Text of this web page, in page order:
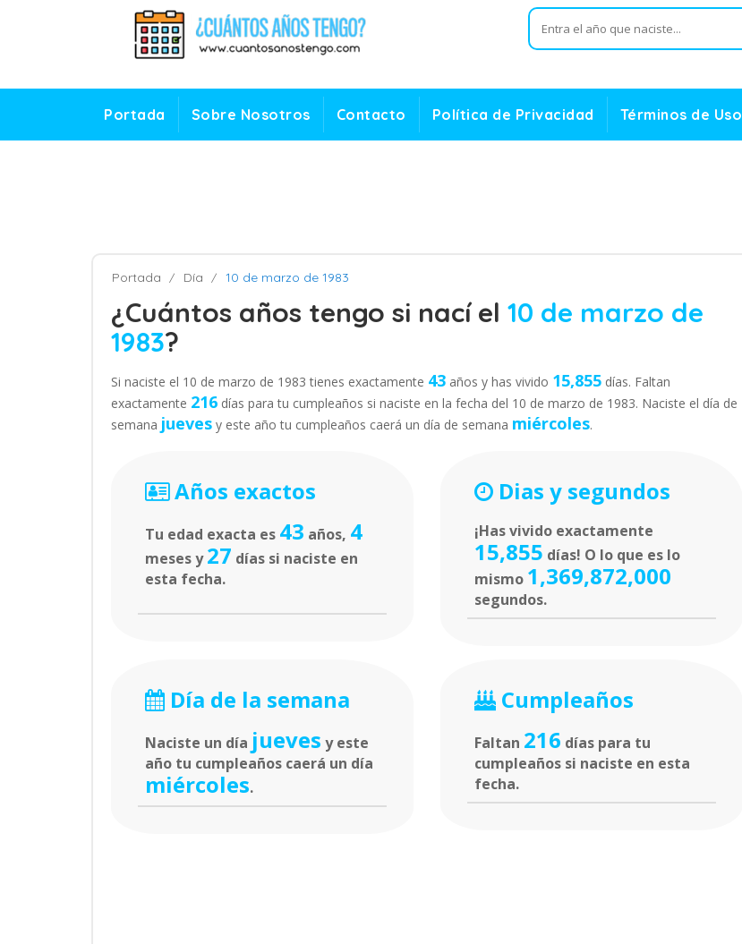
Portada Sobre Nosotros Contacto Política de Privacidad Términos de Uso
Portada Día 10 de marzo de 1983
¿Cuántos años tengo si nací el 10 de marzo de
1983?
Si naciste el 10 de marzo de 1983 tienes exactamente 43 años y has vivido 15,855 días. Faltan
exactamente 216 días para tu cumpleaños si naciste en la fecha del 10 de marzo de 1983. Naciste el día de
semana jueves y este año tu cumpleaños caerá un día de semana miércoles.
Años exactos
Tu edad exacta es 43 años, 4
meses y27 días si naciste en
esta fecha.
Dias y segundos
¡Has vivido exactamente
15,855 días! O lo que es lo
mismo 1,369,872,000
segundos.
Día de la semana
Naciste un día jueves y este
año tu cumpleaños caerá un día
miércoles.
Cumpleaños
Faltan 216 días para tu
cumpleaños si naciste en esta
fecha.